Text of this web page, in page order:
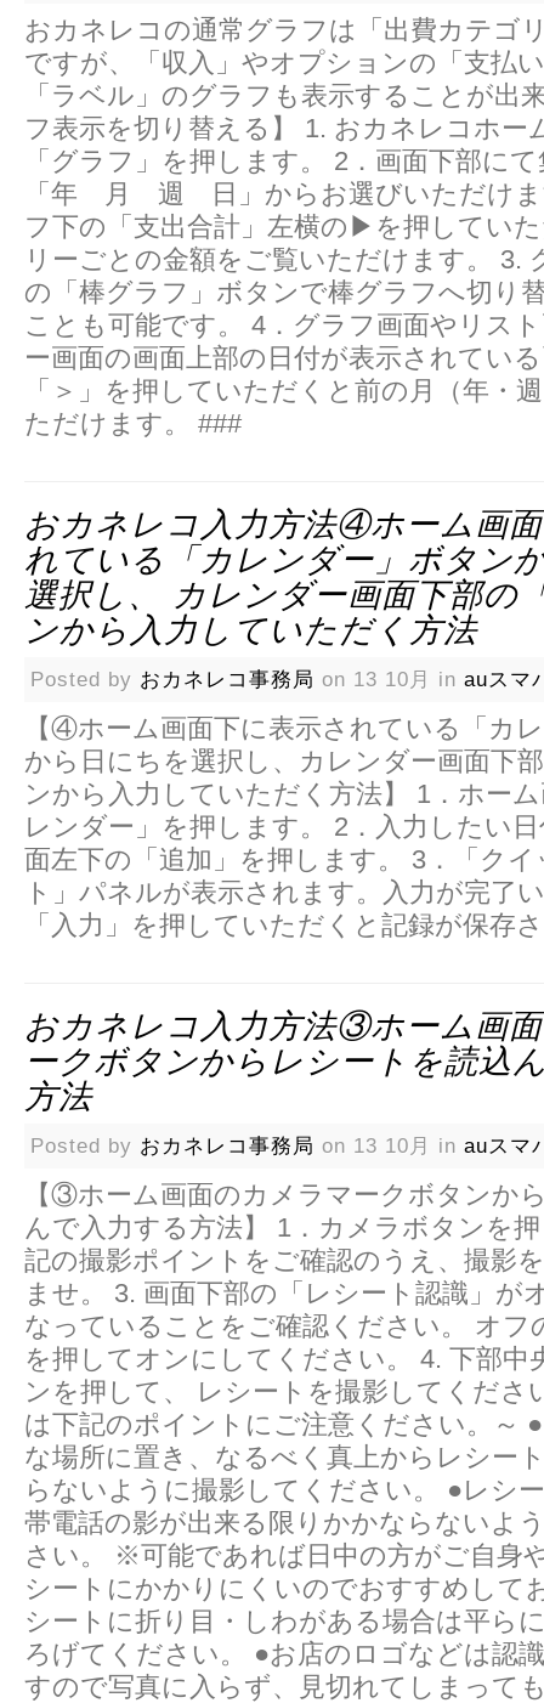
おカネレコの通常グラフは「出費カテゴ
ですが、「収入」やオプションの「支払
「ラベル」のグラフも表示することが出
フ表示を切り替える】 1. おカネレコホー
「グラフ」を押します。 2．画面下部に
「年 月 週 日」からお選びいただけま
フ下の「支出合計」左横の▶を押してい
リーごとの金額をご覧いただけます。 3.
の「棒グラフ」ボタンで棒グラフへ切り
ことも可能です。 4．グラフ画面やリス
ー画面の画面上部の日付が表示されてい
「＞」を押していただくと前の月（年・
ただけます。 ###
おカネレコ入力方法④ホーム画
れている「カレンダー」ボタン
選択し、 カレンダー画面下部の
ンから入力していただく方法
Posted by おカネレコ事務局 on 13 10月 in auスマ
【④ホーム画面下に表示されている「カ
から日にちを選択し、カレンダー画面下
ンから入力していただく方法】 1．ホー
レンダー」を押します。 2．入力したい
面左下の「追加」を押します。 3．「ク
ト」パネルが表示されます。入力が完了
「入力」を押していただくと記録が保存
おカネレコ入力方法③ホーム画
ークボタンからレシートを読込
方法
Posted by おカネレコ事務局 on 13 10月 in auスマ
【③ホーム画面のカメラマークボタンか
んで入力する方法】 1．カメラボタンを
記の撮影ポイントをご確認のうえ、撮影
ませ。 3. 画面下部の「レシート認識」が
なっていることをご確認ください。 オフ
を押してオンにしてください。 4. 下部中
ンを押して、 レシートを撮影してくださ
は下記のポイントにご注意ください。～
な場所に置き、なるべく真上からレシー
らないように撮影してください。 ●レシ
帯電話の影が出来る限りかかならないよ
さい。 ※可能であれば日中の方がご自身
シートにかかりにくいのでおすすめして
シートに折り目・しわがある場合は平ら
ろげてください。 ●お店のロゴなどは認
すので写真に入らず、見切れてしまって